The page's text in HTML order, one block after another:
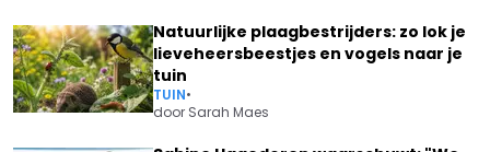
Natuurlijke plaagbestrijders: zo lok je
lieveheersbeestjes en vogels naar je
tuin
TUIN•
door Sarah Maes